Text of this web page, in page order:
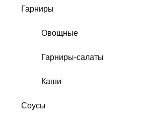
Гарниры
Овощные
Гарниры-салаты
Каши
Соусы